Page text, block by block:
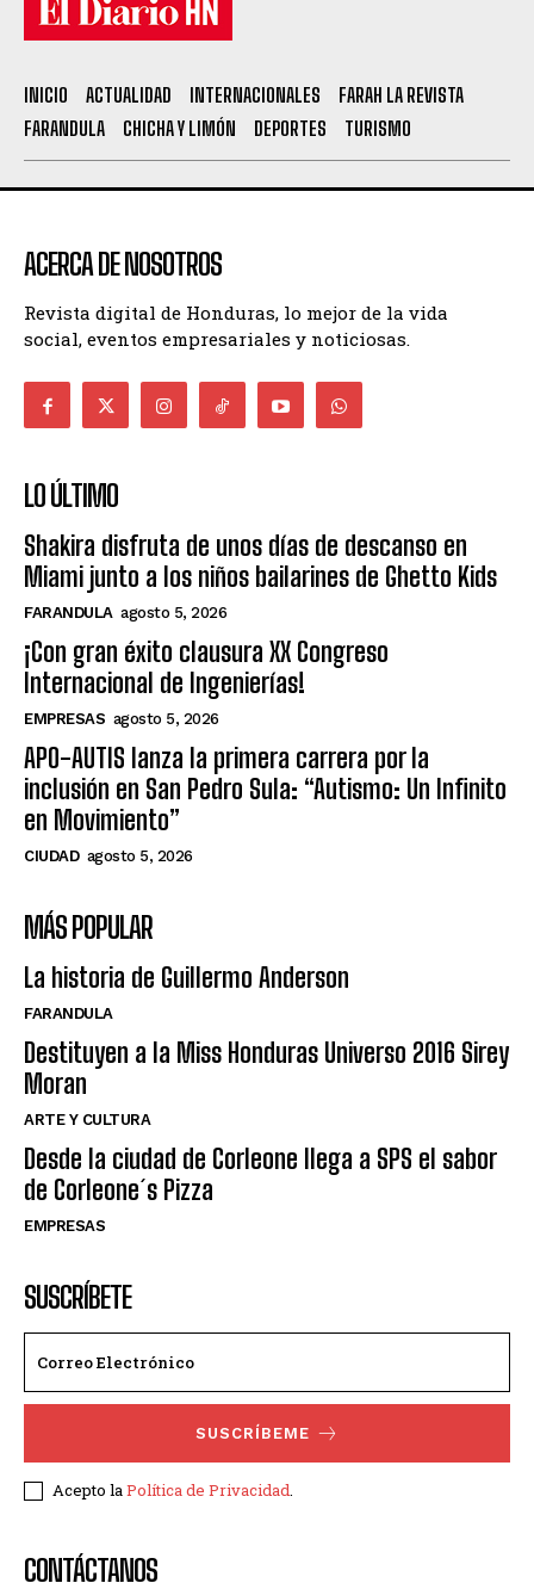
INICIO ACTUALIDAD INTERNACIONALES
FARAH LA REVISTA
FARANDULA
CHICHA Y LIMÓN DEPORTES TURISMO
ACERCA DE NOSOTROS
Revista digital de Honduras, lo mejor de la vida
social, eventos empresariales y noticiosas.
LO ÚLTIMO
Shakira disfruta de unos días de descanso en
Miami junto a los niños bailarines de Ghetto Kids
FARANDULA agosto 5, 2026
¡Con gran éxito clausura XX Congreso
Internacional de Ingenierías!
EMPRESAS agosto 5, 2026
APO-AUTIS lanza la primera carrera por la
inclusión en San Pedro Sula: “Autismo: Un Infinito
en Movimiento”
CIUDAD agosto 5, 2026
MÁS POPULAR
La historia de Guillermo Anderson
FARANDULA
Destituyen a la Miss Honduras Universo 2016 Sirey
Moran
ARTE Y CULTURA
Desde la ciudad de Corleone llega a SPS el sabor
de Corleone´s Pizza
EMPRESAS
SUSCRÍBETE
SUSCRÍBEME
Acepto laPolítica de Privacidad.
CONTÁCTANOS